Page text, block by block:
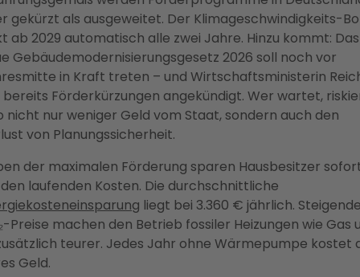
gekürzt als ausgeweitet. Der Klimageschwindigkeits-
ab 2029 automatisch alle zwei Jahre. Hinzu kommt: Das
Gebäudemodernisierungsgesetz 2026 soll noch vor
in Kraft treten – und Wirtschaftsministerin
Förderkürzungen angekündigt. Wer wartet,
nicht nur weniger Geld vom Staat, sondern auch den
von Planungssicherheit.
der maximalen Förderung sparen Hausbesitzer
laufenden Kosten. Die durchschnittliche
liegt bei 3.360 € jährlich.
Preise machen den Betrieb fossiler Heizungen wie Gas
teurer. Jedes Jahr ohne Wärmepumpe kostet
Geld.